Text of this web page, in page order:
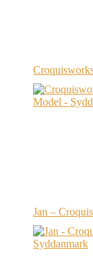
Jan –